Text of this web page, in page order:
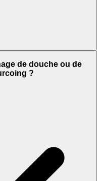
de douche ou de
?